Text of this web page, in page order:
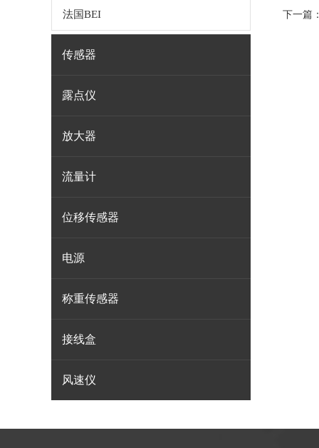
法国BEI
传感器
露点仪
放大器
流量计
位移传感器
电源
称重传感器
接线盒
风速仪
下一篇